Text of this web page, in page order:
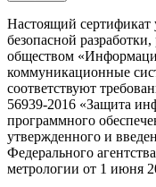
Настоящий сертификат
безопасной
обществом
коммуникационные
соответствуют
56939-2016 «Защита
программного
утвержденного и
Федерального
метрологии от 1 июня